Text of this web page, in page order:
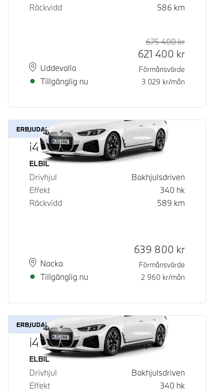
Räckvidd
586 km
PlatsUddevalla
Leveranstid
Tillgänglig nu
Rek. ord
675 400kr
621 400 kr
Förmånsvärde
3 029 kr/mån
ERBJUDANDE
i4 eDrive40
Bränsle
ELBIL
Drivhjul
Bakhjulsdriven
Effekt
340 hk
Räckvidd
589 km
PlatsNacka
Leveranstid
Tillgänglig nu
Kontantpris
639 800 kr
Förmånsvärde
2 960 kr/mån
ERBJUDANDE
i4 eDrive40 Gran Coupé
Bränsle
ELBIL
Drivhjul
Bakhjulsdriven
Effekt
340 hk